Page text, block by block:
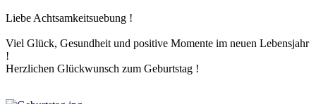
Liebe Achtsamkeitsuebung !
Viel Glück, Gesundheit und positive Momente im neuen Lebensjahr
!
Herzlichen Glückwunsch zum Geburtstag !